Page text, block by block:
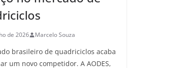
de 2026 Marcelo Souza
brasileiro de quadriciclos acaba
um novo competidor. A AODES,